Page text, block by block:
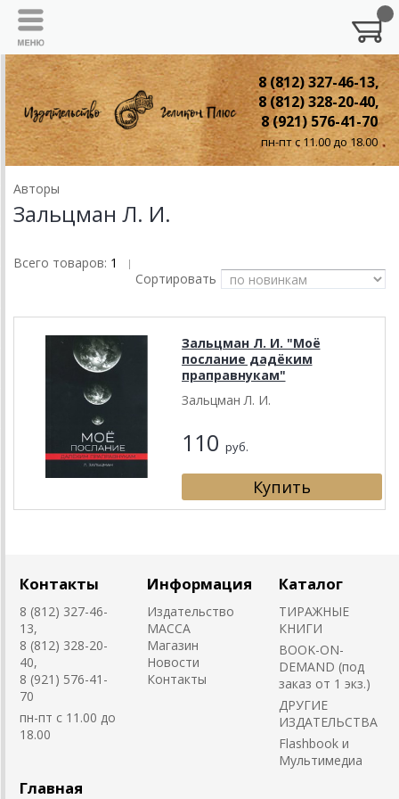
8 (812) 327-46-13,
8 (812) 328-20-40,
8 (921) 576-41-70
пн-пт с 11.00 до 18.00
Авторы
Зальцман Л. И.
Всего товаров: 1 |
Сортировать
Зальцман Л. И. "Моё
послание дадёким
праправнукам"
Зальцман Л. И.
110 руб.
Контакты
8 (812) 327-46-
13,
8 (812) 328-20-
40,
8 (921) 576-41-
70
пн-пт с 11.00 до
18.00
Информация
Издательство
MACCA
Магазин
Новости
Контакты
Каталог
ТИРАЖНЫЕ
КНИГИ
BOOK-ON-
DEMAND (под
заказ от 1 экз.)
ДРУГИЕ
ИЗДАТЕЛЬСТВА
Flashbook и
Мультимедиа
Главная